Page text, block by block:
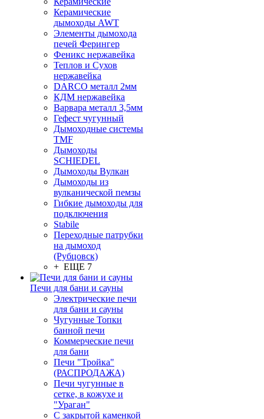
Керамические
дымоходы AWT
Элементы дымохода
печей Ферингер
Феникс нержавейка
Теплов и Сухов
нержавейка
DARCO металл 2мм
КДМ нержавейка
Варвара металл 3,5мм
Гефест чугунный
Дымоходные системы
TMF
Дымоходы
SCHIEDEL
Дымоходы Вулкан
Дымоходы из
вулканической пемзы
Гибкие дымоходы для
подключения
Stabile
Переходные патрубки
на дымоход
(Рубцовск)
+ ЕЩЕ 7
Печи для бани и сауны
Электрические печи
для бани и сауны
Чугунные Топки
банной печи
Коммерческие печи
для бани
Печи "Тройка"
(РАСПРОДАЖА)
Печи чугунные в
сетке, в кожухе и
"Ураган"
С закрытой каменкой